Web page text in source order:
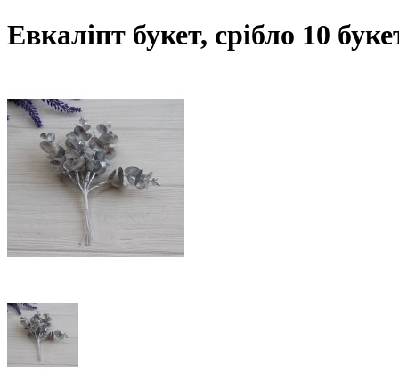
Евкаліпт букет, срібло 10